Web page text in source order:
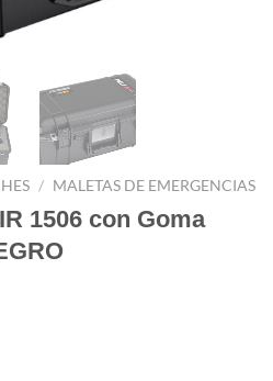
/ MALETAS DE EMERGENCIAS
1506 con Goma